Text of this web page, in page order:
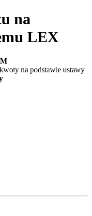
na
LEX
na podstawie ustawy